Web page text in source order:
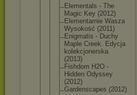
Elementals - The
Magic Key (2012)
Elementarnie Wasza
Wysokość (2011)
Enigmatis - Duchy
Maple Creek. Edycja
kolekcjonerska
(2013)
Fishdom H2O -
Hidden Odyssey
(2012)
Gardenscapes (2012)